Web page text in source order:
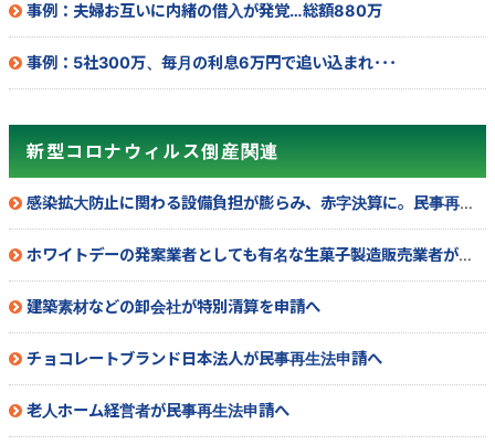
事例：夫婦お互いに内緒の借入が発覚…総額880万
事例：5社300万、毎月の利息6万円で追い込まれ･･･
新型コロナウィルス倒産関連
感染拡大防止に関わる設備負担が膨らみ、赤字決算に。民事再生法を申請へ
ホワイトデーの発案業者としても有名な生菓子製造販売業者が特別清算開始へ
建築素材などの卸会社が特別清算を申請へ
チョコレートブランド日本法人が民事再生法申請へ
老人ホーム経営者が民事再生法申請へ